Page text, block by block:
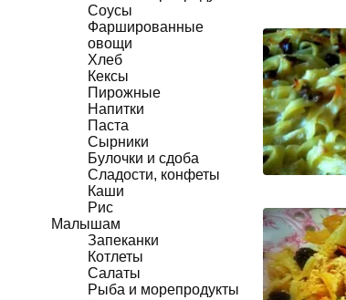
Соусы
Фаршированные
овощи
Хлеб
Кексы
Пирожные
Напитки
Паста
Сырники
Булочки и сдоба
Сладости, конфеты
Каши
Рис
Малышам
Запеканки
Котлеты
Салаты
Рыба и морепродукты